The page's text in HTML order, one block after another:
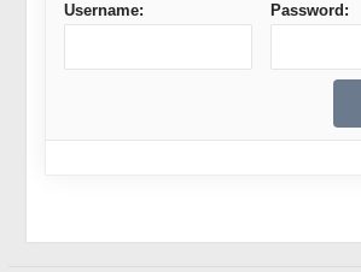
Username: Password: